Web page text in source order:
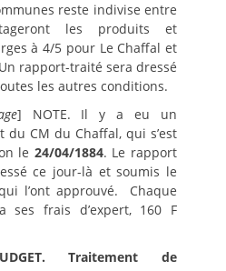
reste indivise entre
les produits et
à 4/5 pour Le Chaffal et
rapport-traité sera dressé
les autres conditions.
] NOTE. Il y a eu un
CM du Chaffal, qui s’est
le 24/04/1884. Le rapport
ce jour-là et soumis le
l’ont approuvé. Chaque
ses frais d’expert, 160 F
Traitement de